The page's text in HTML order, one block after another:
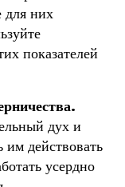
для них
показателей
дух и
им действовать
усердно